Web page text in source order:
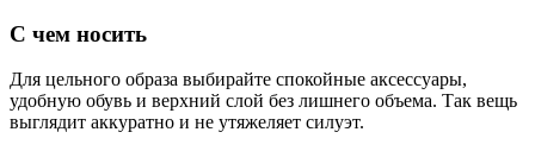
С чем носить
Для цельного образа выбирайте спокойные аксессуары,
удобную обувь и верхний слой без лишнего объема. Так вещь
выглядит аккуратно и не утяжеляет силуэт.